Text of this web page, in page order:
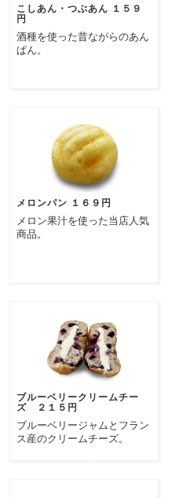
こしあん・つぶあん １５９
円
酒種を使った昔ながらのあん
ぱん。
メロンパン １６９円
メロン果汁を使った当店人気
商品。
ブルーベリークリームチー
ズ ２１５円
ブルーベリージャムとフラン
ス産のクリームチーズ。